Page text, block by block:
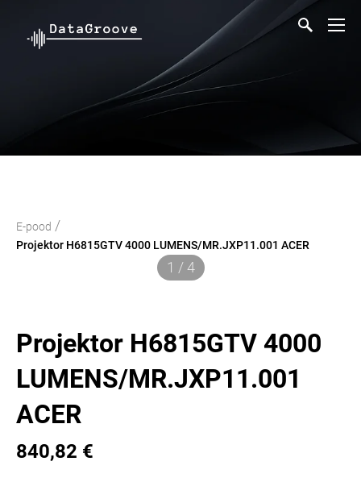
E-pood /
Projektor H6815GTV 4000 LUMENS/MR.JXP11.001 ACER
1 / 4
Projektor H6815GTV 4000
LUMENS/MR.JXP11.001
ACER
840,82 €